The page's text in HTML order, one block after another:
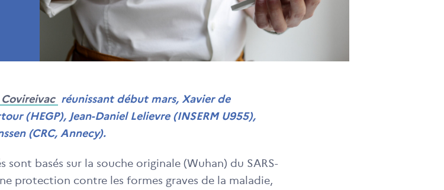
réunissant début mars, Xavier de
(HEGP), Jean-Daniel Lelievre (INSERM U955),
(CRC, Annecy).
sont basés sur la souche originale (Wuhan) du SARS-
protection contre les formes graves de la maladie,